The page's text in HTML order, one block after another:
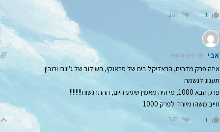
1 הגב
אבי 4 שנים לפני
איזה פרק מדהים, הראדיקל בים של פראנקי, השילוב של ג'ינבי ורובין
תענוג לנשמה
פרק הבא 1000, מי היה מאמין שיגיע היום, ההתרגשות!!!!!!!!
חייב משהו מיוחד לפרק 1000
1 הגב